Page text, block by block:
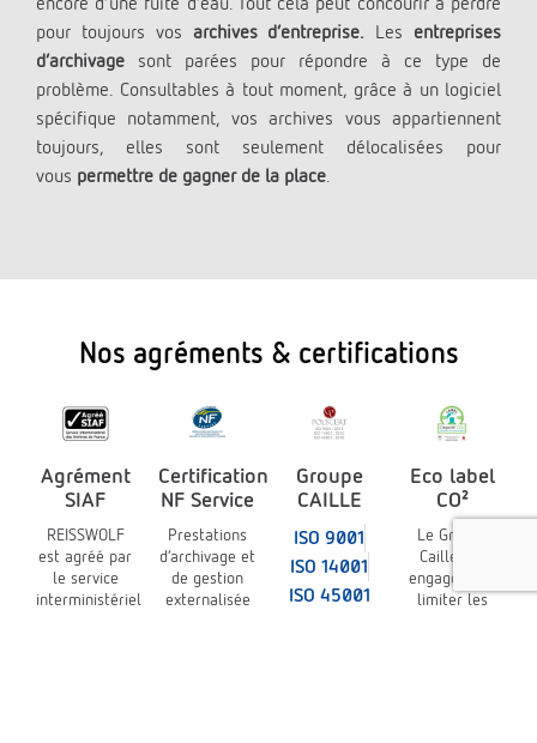
pour toujours vos archives d’entreprise. Les entreprises
d’archivage sont parées pour répondre à ce type de
problème. Consultables à tout moment, grâce à un logiciel
spécifique notamment, vos archives vous appartiennent
toujours, elles sont seulement délocalisées pour
vous permettre de gagner de la place.
Nos agréments & certifications
Agrément
SIAF
REISSWOLF
est agréé par
le service
interministériel
Certification
NF Service
Prestations
d’archivage et
de gestion
externalisée
Groupe
CAILLE
ISO 9001
ISO 14001
ISO 45001
Eco label
CO²
Le Groupe
Caille est
engagé pour
limiter les